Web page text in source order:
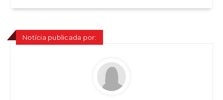
Notícia publicada por: